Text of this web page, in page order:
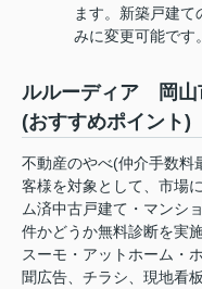
ます。新築戸建
みに変更可能です。
ルルーディア 岡山
(おすすめポイント)
不動産のやべ(仲介手数料
客様を対象として、市場
ム済中古戸建て・マンシ
件かどうか無料診断を実
スーモ・アットホーム・
聞広告、チラシ、現地看